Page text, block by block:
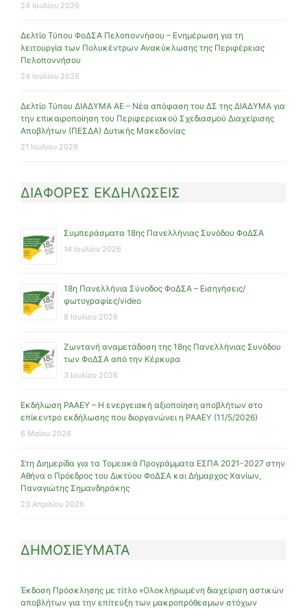
24 Ιουλίου 2026
Δελτίο Τύπου ΦοΔΣΑ Πελοποννήσου – Ενημέρωση για τη
λειτουργία των Πολυκέντρων Ανακύκλωσης της Περιφέρειας
Πελοποννήσου
24 Ιουλίου 2026
Δελτίο Τύπου ΔΙΑΔΥΜΑ ΑΕ – Νέα απόφαση του ΔΣ της ΔΙΑΔΥΜΑ για
την επικαιροποίηση του Περιφερειακού Σχεδιασμού Διαχείρισης
Αποβλήτων (ΠΕΣΔΑ) Δυτικής Μακεδονίας
21 Ιουλίου 2026
ΔΙΑΦΟΡΕΣ ΕΚΔΗΛΩΣΕΙΣ
Συμπεράσματα 18ης Πανελλήνιας Συνόδου ΦοΔΣΑ
14 Ιουλίου 2026
18η Πανελλήνια Σύνοδος ΦοΔΣΑ – Εισηγήσεις/
φωτογραφίες/video
8 Ιουλίου 2026
Ζωντανή αναμετάδοση της 18ης Πανελλήνιας Συνόδου
των ΦοΔΣΑ από την Κέρκυρα
3 Ιουλίου 2026
Εκδήλωση ΡΑΑΕΥ – Η ενεργειακή αξιοποίηση αποβλήτων στο
επίκεντρο εκδήλωσης που διοργανώνει η ΡΑΑΕΥ (11/5/2026)
6 Μαΐου 2026
Στη Διημερίδα για τα Τομεακά Προγράμματα ΕΣΠΑ 2021-2027 στην
Αθήνα ο Πρόεδρος του Δικτύου ΦοΔΣΑ και Δήμαρχος Χανίων,
Παναγιώτης Σημανδηράκης
23 Απριλίου 2026
ΔΗΜΟΣΙΕΥΜΑΤΑ
Έκδοση Πρόσκλησης με τίτλο «Ολοκληρωμένη διαχείριση αστικών
αποβλήτων για την επίτευξη των μακροπρόθεσμων στόχων